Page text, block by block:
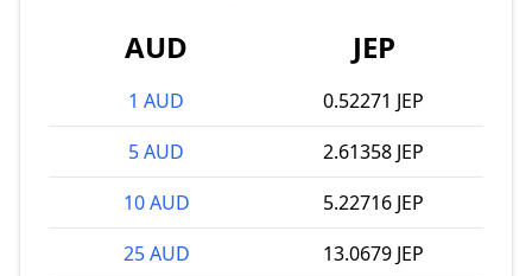
AUD JEP
1 AUD
0.52271 JEP
5 AUD
2.61358 JEP
10 AUD
5.22716 JEP
25 AUD
13.0679 JEP